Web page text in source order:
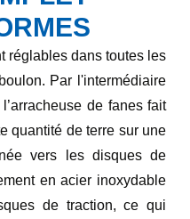
réglables dans toutes les
Par l'intermédiaire
de fanes fait
quantité de terre sur une
vers les disques de
en acier inoxydable
de traction, ce qui